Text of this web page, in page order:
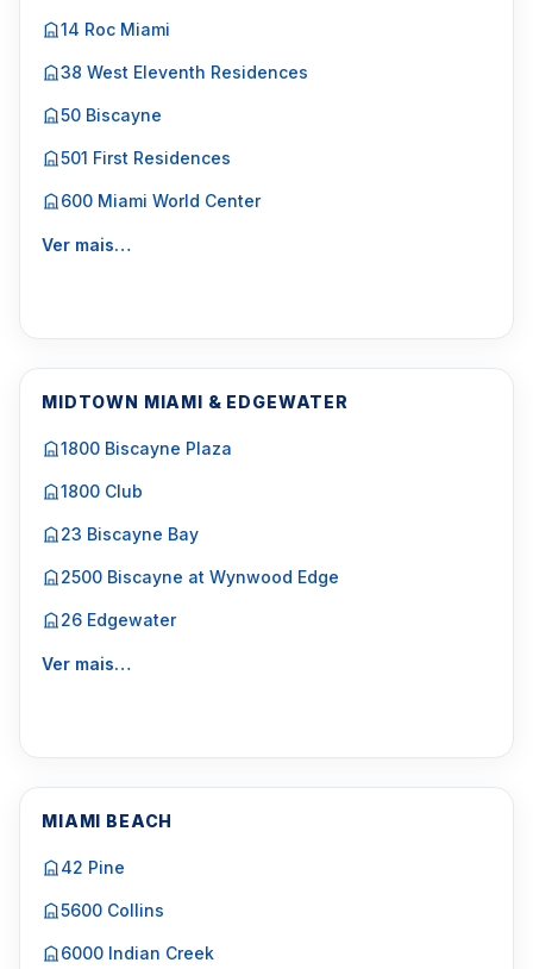
14 Roc Miami
38 West Eleventh Residences
50 Biscayne
501 First Residences
600 Miami World Center
Ver mais…
MIDTOWN MIAMI & EDGEWATER
1800 Biscayne Plaza
1800 Club
23 Biscayne Bay
2500 Biscayne at Wynwood Edge
26 Edgewater
Ver mais…
MIAMI BEACH
42 Pine
5600 Collins
6000 Indian Creek